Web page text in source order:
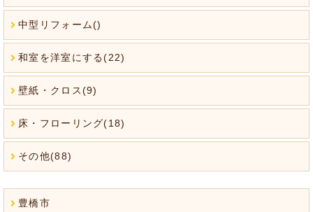
中型リフォーム()
和室を洋室にする(22)
壁紙・クロス(9)
床・フローリング(18)
その他(88)
豊橋市